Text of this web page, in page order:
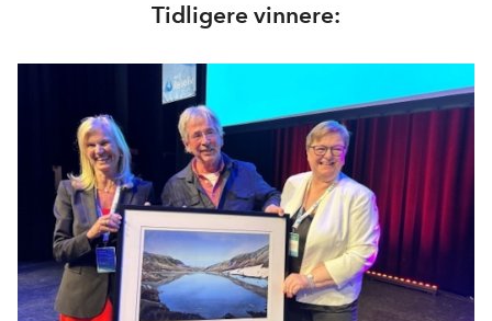
Tidligere vinnere: